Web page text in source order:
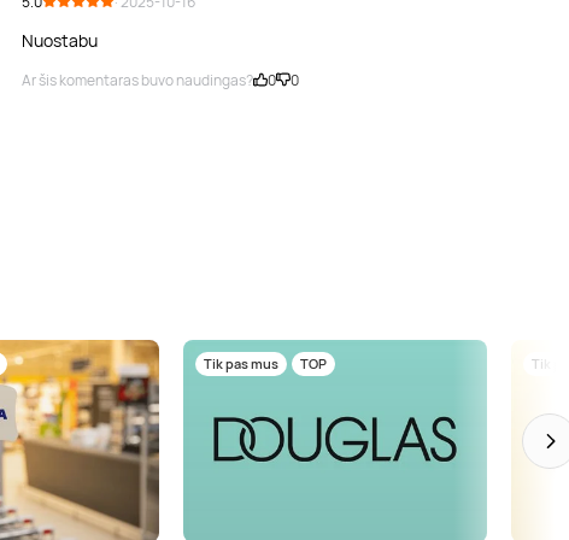
Nuostabu
Ar šis komentaras buvo naudingas? 0 0
Tik pas mus TOP Tik